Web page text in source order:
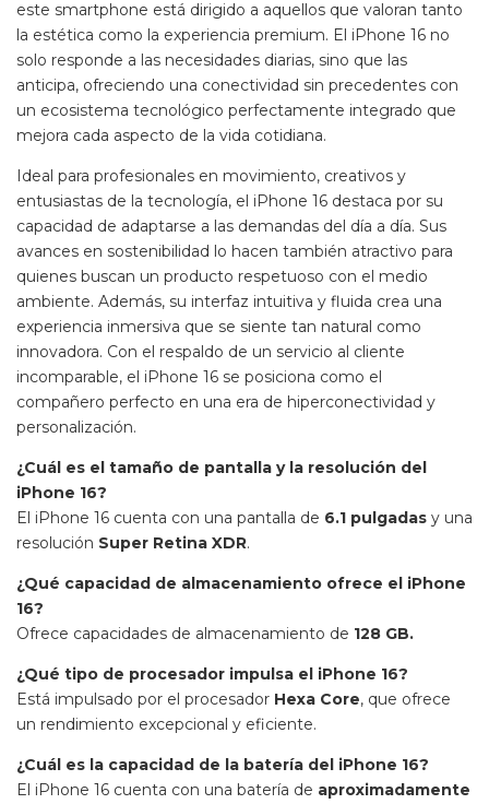
este smartphone está dirigido a aquellos que valoran tanto
la estética como la experiencia premium. El iPhone 16 no
solo responde a las necesidades diarias, sino que las
anticipa, ofreciendo una conectividad sin precedentes con
un ecosistema tecnológico perfectamente integrado que
mejora cada aspecto de la vida cotidiana.
Ideal para profesionales en movimiento, creativos y
entusiastas de la tecnología, el iPhone 16 destaca por su
capacidad de adaptarse a las demandas del día a día. Sus
avances en sostenibilidad lo hacen también atractivo para
quienes buscan un producto respetuoso con el medio
ambiente. Además, su interfaz intuitiva y fluida crea una
experiencia inmersiva que se siente tan natural como
innovadora. Con el respaldo de un servicio al cliente
incomparable, el iPhone 16 se posiciona como el
compañero perfecto en una era de hiperconectividad y
personalización.
¿Cuál es el tamaño de pantalla y la resolución del
iPhone 16?
El iPhone 16 cuenta con una pantalla de 6.1 pulgadas y una
resolución Super Retina XDR.
¿Qué capacidad de almacenamiento ofrece el iPhone
16?
Ofrece capacidades de almacenamiento de 128 GB.
¿Qué tipo de procesador impulsa el iPhone 16?
Está impulsado por el procesador Hexa Core, que ofrece
un rendimiento excepcional y eficiente.
¿Cuál es la capacidad de la batería del iPhone 16?
El iPhone 16 cuenta con una batería de aproximadamente